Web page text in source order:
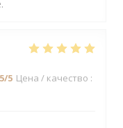
5/5 Цена / качество :